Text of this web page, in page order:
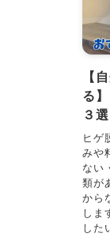
【
る
３
ヒゲ
みや
ない
類が
から
しま
した